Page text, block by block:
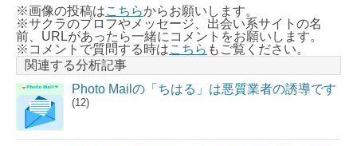
※画像の投稿はこちらからお願いします。
※サクラのプロフやメッセージ、出会い系サイトの名
前、URLがあったら一緒にコメントをお願いします。
※コメントで質問する時はこちら もご覧ください。
関連する分析記事
Photo Mailの「ちはる」は悪質業者の誘導です
(12)